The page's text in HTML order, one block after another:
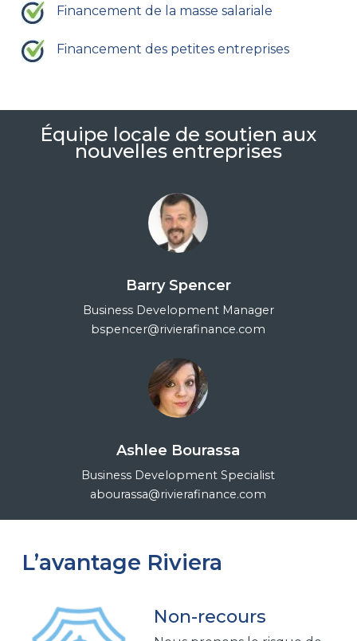
Financement de la masse salariale
Financement des petites entreprises
Équipe locale de soutien aux
nouvelles entreprises
Barry Spencer
Business Development Manager
bspencer@rivierafinance.com
Ashlee Bourassa
Business Development Specialist
abourassa@rivierafinance.com
L’avantage Riviera
Non-recours